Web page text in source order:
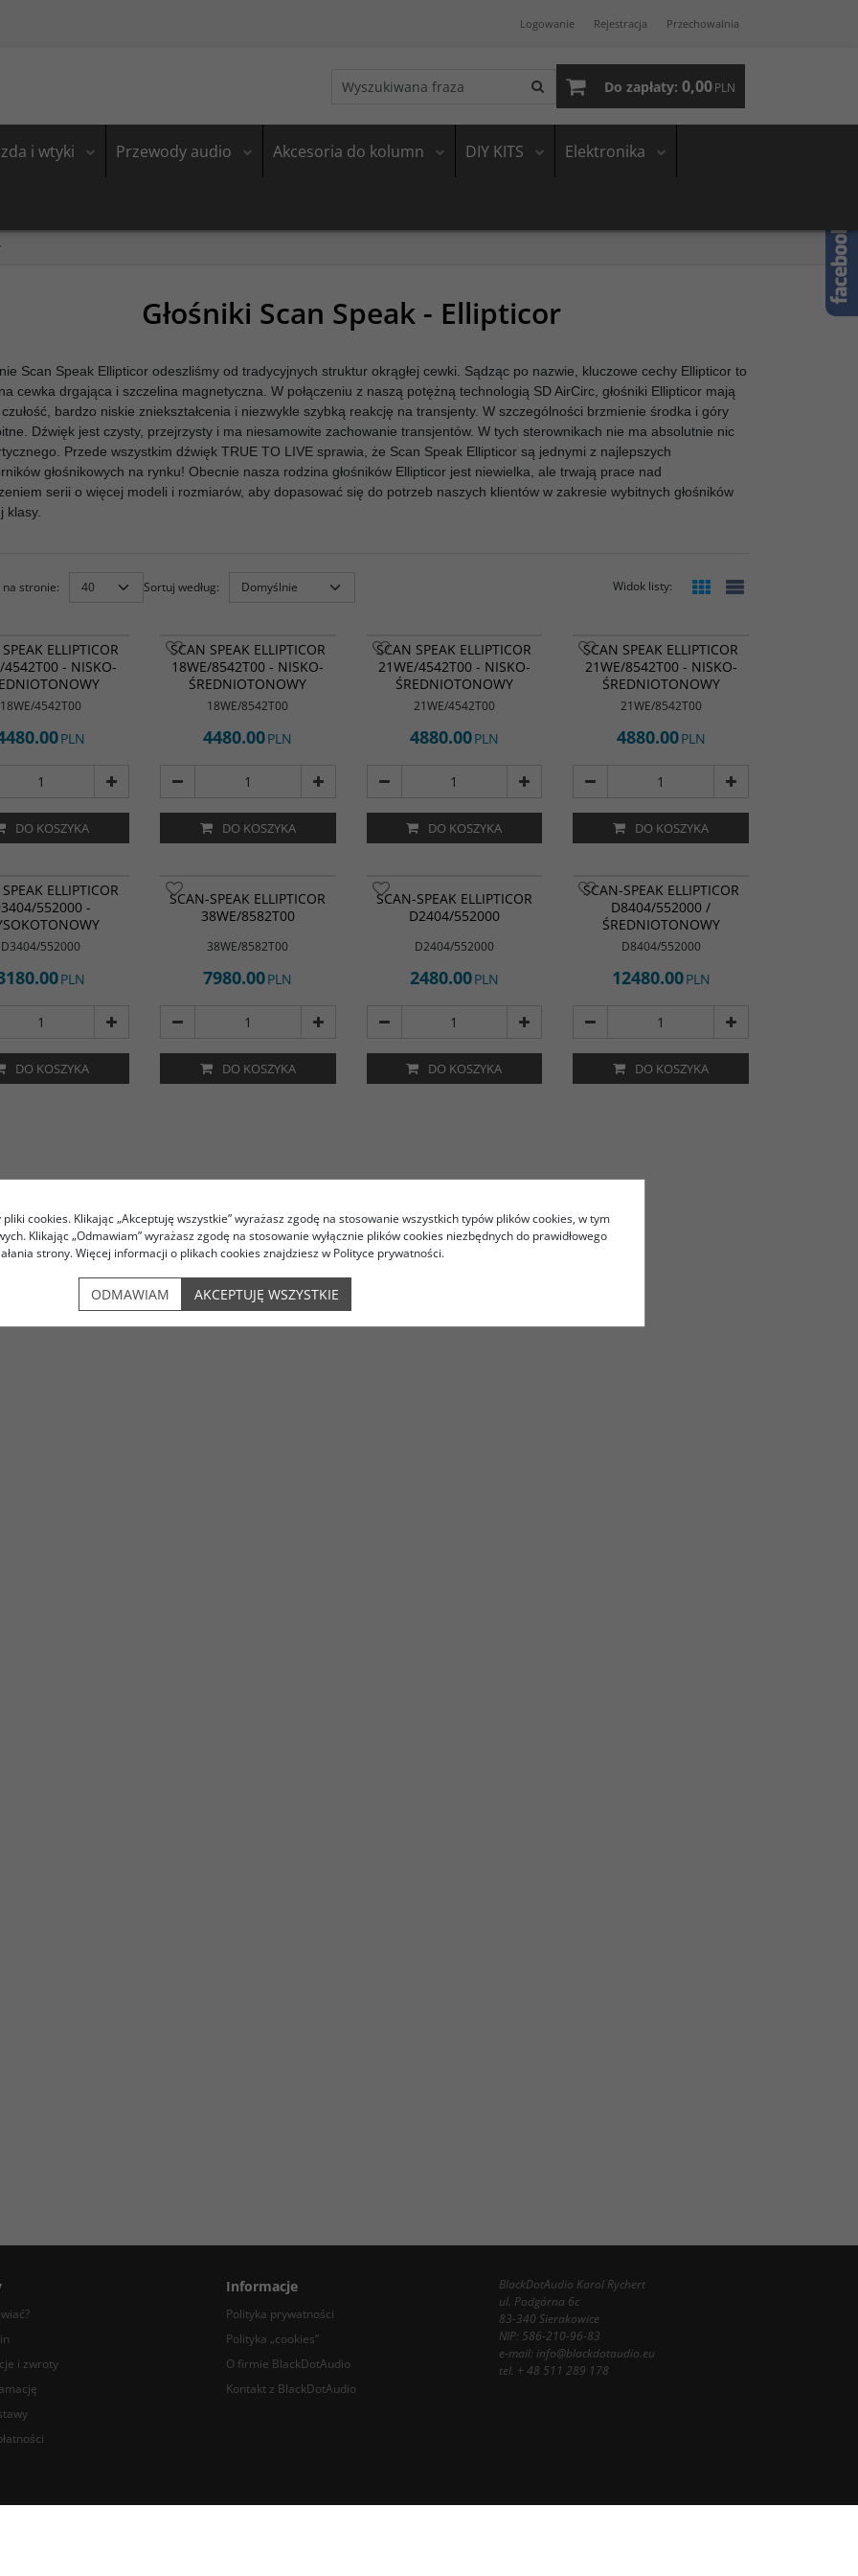
Logowanie Rejestracja Przechowalnia
Do zapłaty: 0,00PLN
i wtyki Przewody audio Akcesoria do kolumn DIY KITS Elektronika
Głośniki Scan Speak - Ellipticor
Scan Speak Ellipticor odeszliśmy od tradycyjnych struktur okrągłej cewki. Sądząc po nazwie, kluczowe cechy Ellipticor to
cewka drgająca i szczelina magnetyczna. W połączeniu z naszą potężną technologią SD AirCirc, głośniki Ellipticor mają
bardzo niskie zniekształcenia i niezwykle szybką reakcję na transjenty. W szczególności brzmienie środka i góry
Dźwięk jest czysty, przejrzysty i ma niesamowite zachowanie transjentów. W tych sterownikach nie ma absolutnie nic
Przede wszystkim dźwięk TRUE TO LIVE sprawia, że Scan Speak Ellipticor są jednymi z najlepszych
głośnikowych na rynku! Obecnie nasza rodzina głośników Ellipticor jest niewielka, ale trwają prace nad
serii o więcej modeli i rozmiarów, aby dopasować się do potrzeb naszych klientów w zakresie wybitnych głośników
klasy.
na stronie: Sortuj według: Widok listy:
ELLIPTICOR
4542T00 - NISKO-
18WE/4542T00
PLN
DO KOSZYKA
SCAN SPEAK ELLIPTICOR
18WE/8542T00 - NISKO-
ŚREDNIOTONOWY
18WE/8542T00
4480.00PLN
DO KOSZYKA
SCAN SPEAK ELLIPTICOR
21WE/4542T00 - NISKO-
ŚREDNIOTONOWY
21WE/4542T00
4880.00PLN
DO KOSZYKA
SCAN SPEAK ELLIPTICOR
21WE/8542T00 - NISKO-
ŚREDNIOTONOWY
21WE/8542T00
4880.00PLN
DO KOSZYKA
ELLIPTICOR
552000 -
D3404/552000
PLN
DO KOSZYKA
SCAN-SPEAK ELLIPTICOR
38WE/8582T00
38WE/8582T00
7980.00PLN
DO KOSZYKA
SCAN-SPEAK ELLIPTICOR
D2404/552000
D2404/552000
2480.00PLN
DO KOSZYKA
SCAN-SPEAK ELLIPTICOR
D8404/552000 /
ŚREDNIOTONOWY
D8404/552000
12480.00PLN
DO KOSZYKA
i zwroty
Informacje
Polityka prywatności
Polityka „cookies”
O firmie BlackDotAudio
Kontakt z BlackDotAudio
BlackDotAudio Karol Rychert
ul. Podgórna 6c
83-340 Sierakowice
NIP: 586-210-96-83
e-mail:info@blackdotaudio.eu
tel. + 48 511 289 178
cookies. Klikając „Akceptuję wszystkie” wyrażasz zgodę na stosowanie wszystkich typów plików cookies, w tym
Klikając „Odmawiam” wyrażasz zgodę na stosowanie wyłącznie plików cookies niezbędnych do prawidłowego
strony. Więcej informacji o plikach cookies znajdziesz w Polityce prywatności.
ODMAWIAM AKCEPTUJĘ WSZYSTKIE